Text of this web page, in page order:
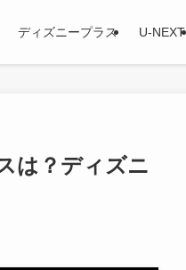
ディズニープラス U-NEXT
は？ディズニ